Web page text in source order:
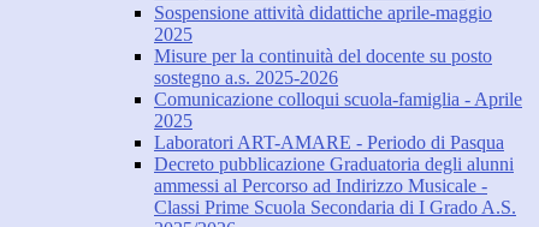
Sospensione attività didattiche aprile-maggio
2025
Misure per la continuità del docente su posto
sostegno a.s. 2025-2026
Comunicazione colloqui scuola-famiglia - Aprile
2025
Laboratori ART-AMARE - Periodo di Pasqua
Decreto pubblicazione Graduatoria degli alunni
ammessi al Percorso ad Indirizzo Musicale -
Classi Prime Scuola Secondaria di I Grado A.S.